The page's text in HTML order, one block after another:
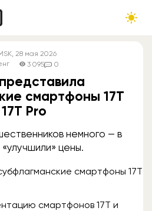
, 28 мая 2026
3 095 0
смартфоны 17T
Pro
немного — в
цены.
смартфонов 17T и